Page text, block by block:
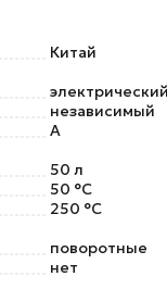
Китай
электрический
независимый
A
50 л
50 °C
250 °C
поворотные
нет